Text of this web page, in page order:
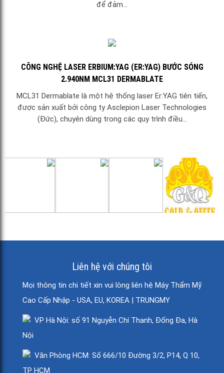
để đảm...
CÔNG NGHỆ LASER ERBIUM:YAG (ER:YAG) BƯỚC SÓNG
2.940NM MCL31 DERMABLATE
MCL31 Dermablate là một hệ thống laser Er:YAG tiên tiến,
được sản xuất bởi công ty Asclepion Laser Technologies
(Đức), chuyên dùng trong các quy trình điều...
Liên hệ với chúng tôi
Mọi thông tin chi tiết xin vui lòng liên hệ Máy Thẩm Mỹ
Cao Cấp Nhập - USA, EU, KOREA | TRUNGMY
VP Hà Nội: số 91 Nguyễn Chí Thanh, Đống Đa, Hà
Nội
Văn Phòng HCM: Số 666/10 Đường 3/2, P14, Q 10,
TP HCM